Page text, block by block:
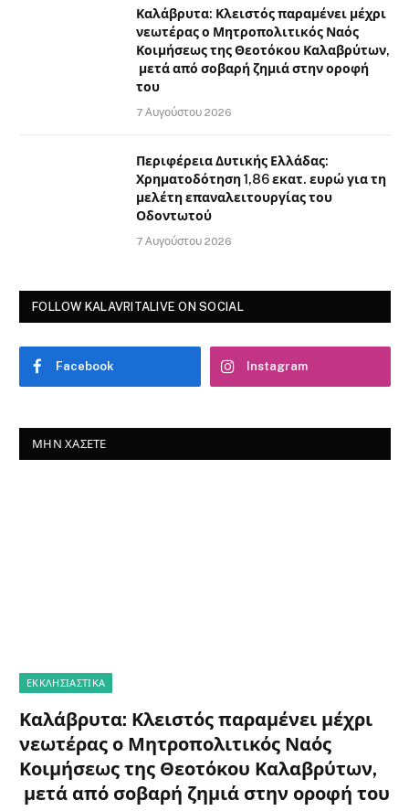
Καλάβρυτα: Κλειστός παραμένει μέχρι
νεωτέρας ο Μητροπολιτικός Ναός
Κοιμήσεως της Θεοτόκου Καλαβρύτων,
μετά από σοβαρή ζημιά στην οροφή
του
7 Αυγούστου 2026
Περιφέρεια Δυτικής Ελλάδας:
Χρηματοδότηση 1,86 εκατ. ευρώ για τη
μελέτη επαναλειτουργίας του
Οδοντωτού
7 Αυγούστου 2026
FOLLOW KALAVRITALIVE ON SOCIAL
Facebook Instagram
ΜΗΝ ΧΆΣΕΤΕ
ΕΚΚΛΗΣΙΑΣΤΙΚΑ
Καλάβρυτα: Κλειστός παραμένει μέχρι
νεωτέρας ο Μητροπολιτικός Ναός
Κοιμήσεως της Θεοτόκου Καλαβρύτων,
μετά από σοβαρή ζημιά στην οροφή του